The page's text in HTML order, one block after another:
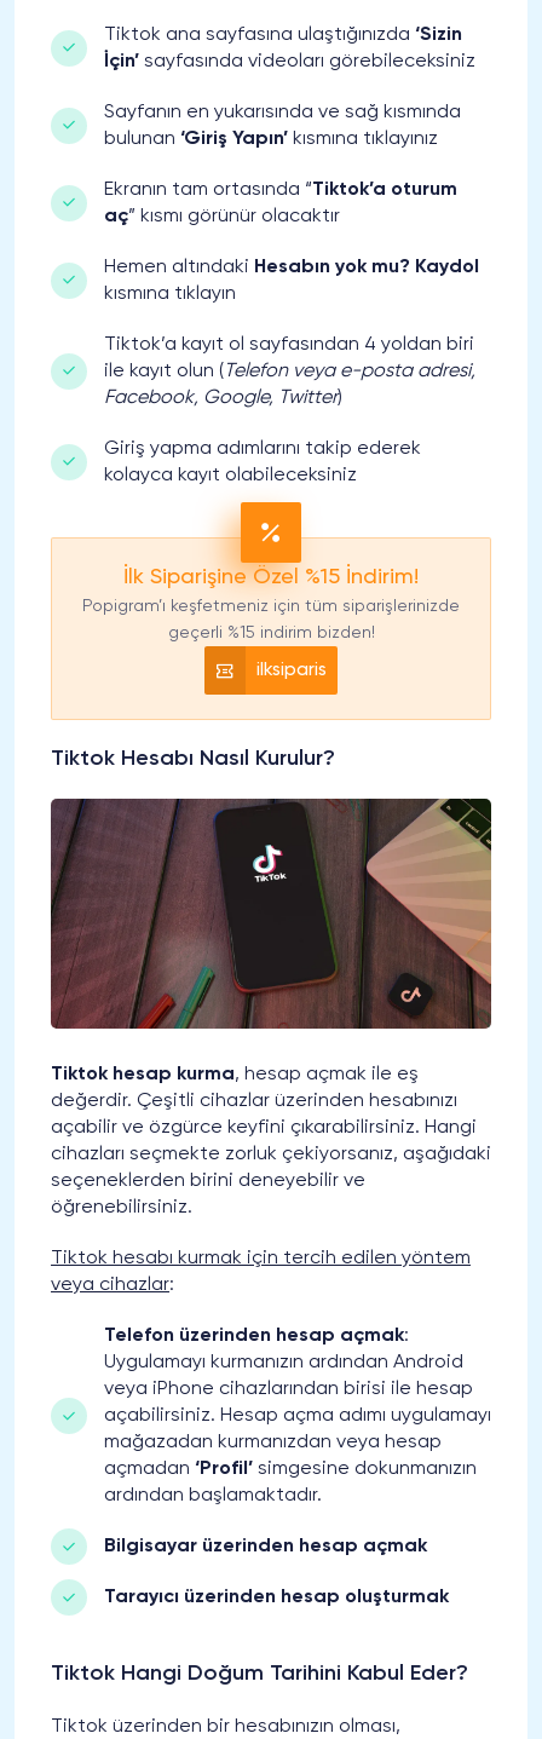
Tiktok ana sayfasına ulaştığınızda ‘Sizin
İçin’ sayfasında videoları görebileceksiniz
Sayfanın en yukarısında ve sağ kısmında
bulunan ‘Giriş Yapın’ kısmına tıklayınız
Ekranın tam ortasında “Tiktok’a oturum
aç” kısmı görünür olacaktır
Hemen altındaki Hesabın yok mu? Kaydol
kısmına tıklayın
Tiktok’a kayıt ol sayfasından 4 yoldan biri
ile kayıt olun ( Telefon veya e-posta adresi,
Facebook, Google, Twitter)
Giriş yapma adımlarını takip ederek
kolayca kayıt olabileceksiniz
İlk Siparişine Özel %15 İndirim!
Popigram’ı keşfetmeniz için tüm siparişlerinizde
geçerli %15 indirim bizden!
ilksiparis
Tiktok Hesabı Nasıl Kurulur?
Tiktok hesap kurma, hesap açmak ile eş
değerdir. Çeşitli cihazlar üzerinden hesabınızı
açabilir ve özgürce keyfini çıkarabilirsiniz. Hangi
cihazları seçmekte zorluk çekiyorsanız, aşağıdaki
seçeneklerden birini deneyebilir ve
öğrenebilirsiniz.
Tiktok hesabı kurmak için tercih edilen yöntem
veya cihazlar:
Telefon üzerinden hesap açmak:
Uygulamayı kurmanızın ardından Android
veya iPhone cihazlarından birisi ile hesap
açabilirsiniz. Hesap açma adımı uygulamayı
mağazadan kurmanızdan veya hesap
açmadan ‘Profil’ simgesine dokunmanızın
ardından başlamaktadır.
Bilgisayar üzerinden hesap açmak
Tarayıcı üzerinden hesap oluşturmak
Tiktok Hangi Doğum Tarihini Kabul Eder?
Tiktok üzerinden bir hesabınızın olması,